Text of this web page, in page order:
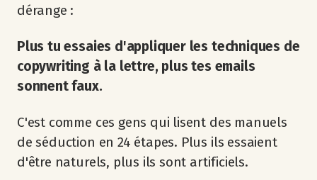
dérange :
Plus tu essaies d'appliquer les techniques de
copywriting à la lettre, plus tes emails
sonnent faux.
C'est comme ces gens qui lisent des manuels
de séduction en 24 étapes. Plus ils essaient
d'être naturels, plus ils sont artificiels.